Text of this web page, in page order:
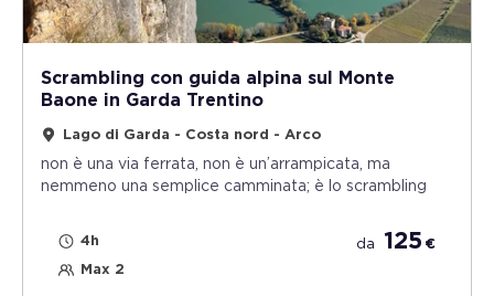
Scrambling con guida alpina sul Monte
Baone in Garda Trentino
Lago di Garda - Costa nord - Arco
non è una via ferrata, non è un’arrampicata, ma
nemmeno una semplice camminata; è lo scrambling
4h
Max 2
da 125 €